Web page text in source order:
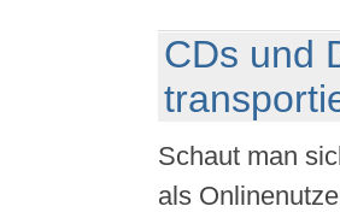
CDs und
Schaut man
als